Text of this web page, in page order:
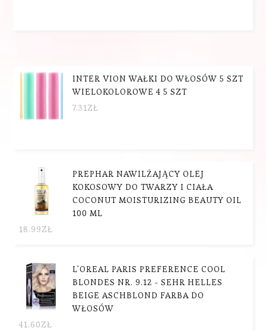
INTER VION WAŁKI DO WŁOSÓW 5 SZT
WIELOKOLOROWE 4 5 SZT
7.31ZŁ
PREPHAR NAWILŻAJĄCY OLEJ
KOKOSOWY DO TWARZY I CIAŁA
COCONUT MOISTURIZING BEAUTY OIL
100 ML
18.99ZŁ
L'OREAL PARIS PREFERENCE COOL
BLONDES NR. 9.12 - SEHR HELLES
BEIGE ASCHBLOND FARBA DO
WŁOSÓW
41.60ZŁ